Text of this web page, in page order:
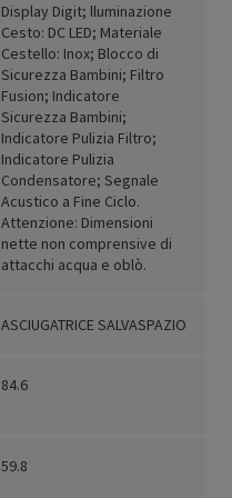
Display Digit; lluminazione
Cesto: DC LED; Materiale
Cestello: Inox; Blocco di
Sicurezza Bambini; Filtro
Fusion; Indicatore
Sicurezza Bambini;
Indicatore Pulizia Filtro;
Indicatore Pulizia
Condensatore; Segnale
Acustico a Fine Ciclo.
Attenzione: Dimensioni
nette non comprensive di
attacchi acqua e oblò.
ASCIUGATRICE SALVASPAZIO
84.6
59.8